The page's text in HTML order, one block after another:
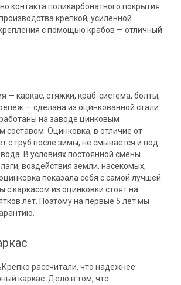
контакта поликарбонатного покрытия
крепкой, усиленной
с помощью крабов — отличный
— каркас, стяжки, краб-система, болты,
— сделана из оцинкованной стали.
на заводе цинковым
составом. Оцинковка, в отличие от
с труб после зимы, не смывается и под
В условиях постоянной смены
воздействия земли, насекомых,
показала себя с самой лучшей
с каркасом из оцинковки стоят на
лет. Поэтому на первые 5 лет мы
рассчитали, что надежнее
каркас. Дело в том, что